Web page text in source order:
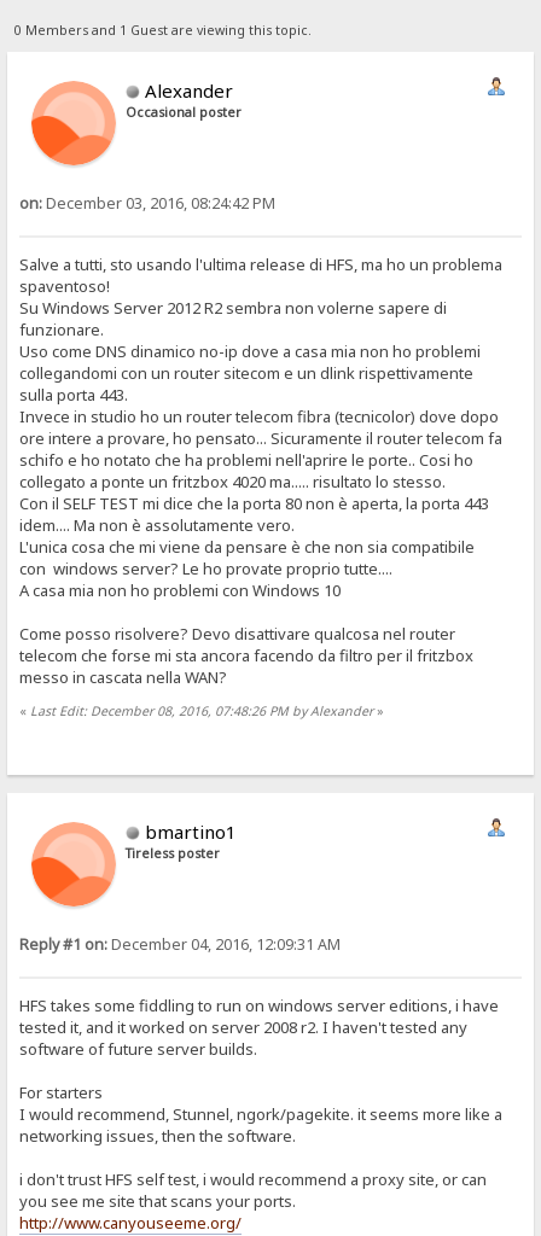
0 Members and 1 Guest are viewing this topic.
Alexander
Occasional poster
on:December 03, 2016, 08:24:42 PM
Salve a tutti, sto usando l'ultima release di HFS, ma ho un problema
spaventoso!
Su Windows Server 2012 R2 sembra non volerne sapere di
funzionare.
Uso come DNS dinamico no-ip dove a casa mia non ho problemi
collegandomi con un router sitecom e un dlink rispettivamente
sulla porta 443.
Invece in studio ho un router telecom fibra (tecnicolor) dove dopo
ore intere a provare, ho pensato... Sicuramente il router telecom fa
schifo e ho notato che ha problemi nell'aprire le porte.. Cosi ho
collegato a ponte un fritzbox 4020 ma..... risultato lo stesso.
Con il SELF TEST mi dice che la porta 80 non è aperta, la porta 443
idem.... Ma non è assolutamente vero.
L'unica cosa che mi viene da pensare è che non sia compatibile
con windows server? Le ho provate proprio tutte....
A casa mia non ho problemi con Windows 10
Come posso risolvere? Devo disattivare qualcosa nel router
telecom che forse mi sta ancora facendo da filtro per il fritzbox
messo in cascata nella WAN?
« Last Edit: December 08, 2016, 07:48:26 PM by Alexander»
bmartino1
Tireless poster
Reply #1 on:December 04, 2016, 12:09:31 AM
HFS takes some fiddling to run on windows server editions, i have
tested it, and it worked on server 2008 r2. I haven't tested any
software of future server builds.
For starters
I would recommend, Stunnel, ngork/pagekite. it seems more like a
networking issues, then the software.
i don't trust HFS self test, i would recommend a proxy site, or can
you see me site that scans your ports.
http://www.canyouseeme.org/